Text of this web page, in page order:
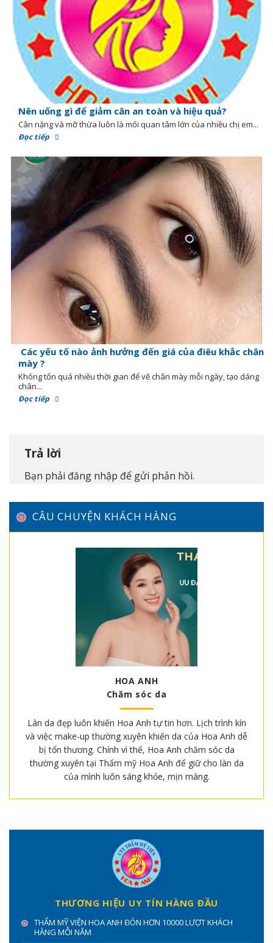
Nên uống gì để giảm cân an toàn và hiệu quả?
Cân nặng và mỡ thừa luôn là mối quan tâm lớn của nhiều chị em...
Đọc tiếp
Các yếu tố nào ảnh hưởng đến giá của điêu khắc chân
mày ?
Không tốn quá nhiều thời gian để vẽ chân mày mỗi ngày, tạo dáng
chân...
Đọc tiếp
Trả lời
Bạn phải đăng nhập để gửi phản hồi.
CÂU CHUYỆN KHÁCH HÀNG
HOA ANH
Chăm sóc da
Làn da đẹp luôn khiến Hoa Anh tự tin hơn. Lịch trình kín
và việc make-up thường xuyên khiến da của Hoa Anh dễ
bị tổn thương. Chính vì thế, Hoa Anh chăm sóc da
thường xuyên tại Thẩm mỹ Hoa Anh để giữ cho làn da
của mình luôn sáng khỏe, mịn màng.
THƯƠNG HIỆU UY TÍN HÀNG ĐẦU
THẨM MỸ VIỆN HOA ANH ĐÓN HƠN 10000 LƯỢT KHÁCH
HÀNG MỖI NĂM